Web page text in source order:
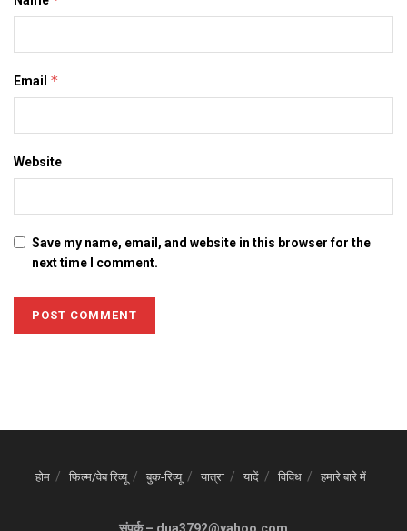
Email *
Website
Save my name, email, and website in this browser for the
next time I comment.
होम फिल्म/वेब रिव्यू बुक-रिव्यू यात्रा यादें विविध हमारे बारे में
संपर्क – dua3792@yahoo.com